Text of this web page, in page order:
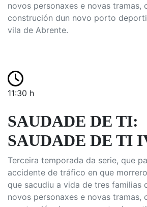
novos personaxes e novas tramas,
construción dun novo porto
vila de Abrente.
11:30 h
SAUDADE DE TI:
SAUDADE DE TI
Terceira temporada da serie, que
accidente de tráfico en que
que sacudiu a vida de tres familias
novos personaxes e novas tramas,